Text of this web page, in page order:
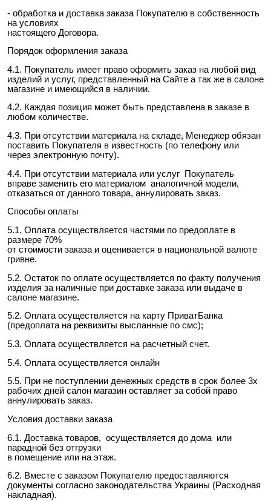
- обработка и доставка заказа Покупателю в собственность
на условиях
настоящего Договора.
Порядок оформления заказа
4.1. Покупатель имеет право оформить заказ на любой вид
изделий и услуг, представленный на Сайте а так же в салоне
магазине и имеющийся в наличии.
4.2. Каждая позиция может быть представлена в заказе в
любом количестве.
4.3. При отсутствии материала на складе, Менеджер обязан
поставить Покупателя в известность (по телефону или
через электронную почту).
4.4. При отсутствии материала или услуг Покупатель
вправе заменить его материалом аналогичной модели,
отказаться от данного товара, аннулировать заказ.
Способы оплаты
5.1. Оплата осуществляется частями по предоплате в
размере 70%
от стоимости заказа и оценивается в национальной валюте
гривне.
5.2. Остаток по оплате осуществляется по факту получения
изделия за наличные при доставке заказа или выдаче в
салоне магазине.
5.2. Оплата осуществляется на карту ПриватБанка
(предоплата на реквизиты высланные по смс);
5.3. Оплата осуществляется на расчетный счет.
5.4. Оплата осуществляется онлайн
5.5. При не поступлении денежных средств в срок более 3х
рабочих дней салон магазин оставляет за собой право
аннулировать заказ.
Условия доставки заказа
6.1. Доставка товаров, осуществляется до дома или
парадной без отгрузки
в помещение или на этаж.
6.2. Вместе с заказом Покупателю предоставляются
документы согласно законодательства Украины (Расходная
накладная).